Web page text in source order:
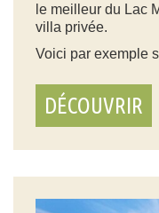
le meilleur du Lac
villa privée.
Voici par exemple
DÉCOUVRIR